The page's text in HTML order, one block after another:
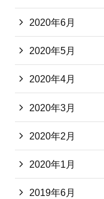
2020年6月
2020年5月
2020年4月
2020年3月
2020年2月
2020年1月
2019年6月